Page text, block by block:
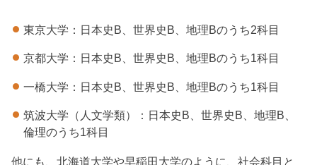
東京大学：日本史B、世界史B、地理Bのうち2科目
京都大学：日本史B、世界史B、地理Bのうち1科目
一橋大学：日本史B、世界史B、地理Bのうち1科目
筑波大学（人文学類）：日本史B、世界史B、地理B、
倫理のうち1科目
他にも、北海道大学や早稲田大学のように、社会科目と